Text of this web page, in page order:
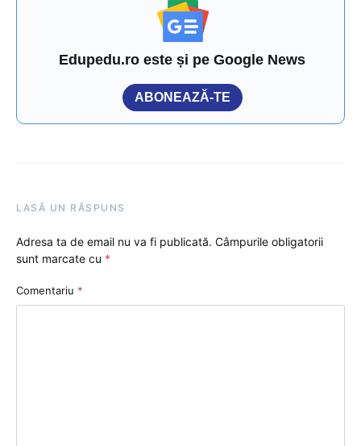
Edupedu.ro este și pe Google News
ABONEAZĂ-TE
LASĂ UN RĂSPUNS
Adresa ta de email nu va fi publicată. Câmpurile obligatorii
sunt marcate cu *
Comentariu *